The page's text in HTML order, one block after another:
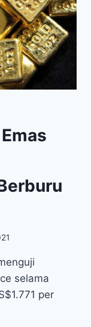
selama
per